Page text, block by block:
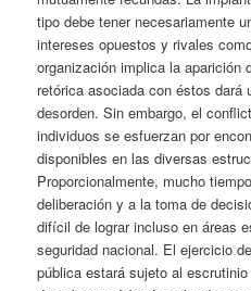
tipo debe tener necesariamente
intereses opuestos y rivales
organización implica la
retórica asociada con éstos dará
desorden. Sin embargo, el
individuos se esfuerzan por
disponibles en las diversas
Proporcionalmente, mucho
deliberación y a la toma de
difícil de lograr incluso en áreas
seguridad nacional. El ejercicio
pública estará sujeto al